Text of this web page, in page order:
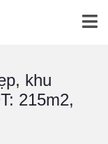
khu
215m2,